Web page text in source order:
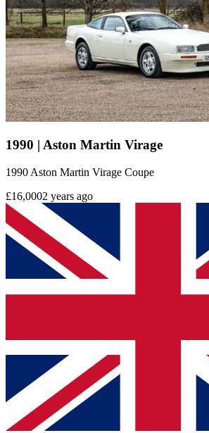
1990 | Aston Martin Virage
1990 Aston Martin Virage Coupe
£16,0002 years ago